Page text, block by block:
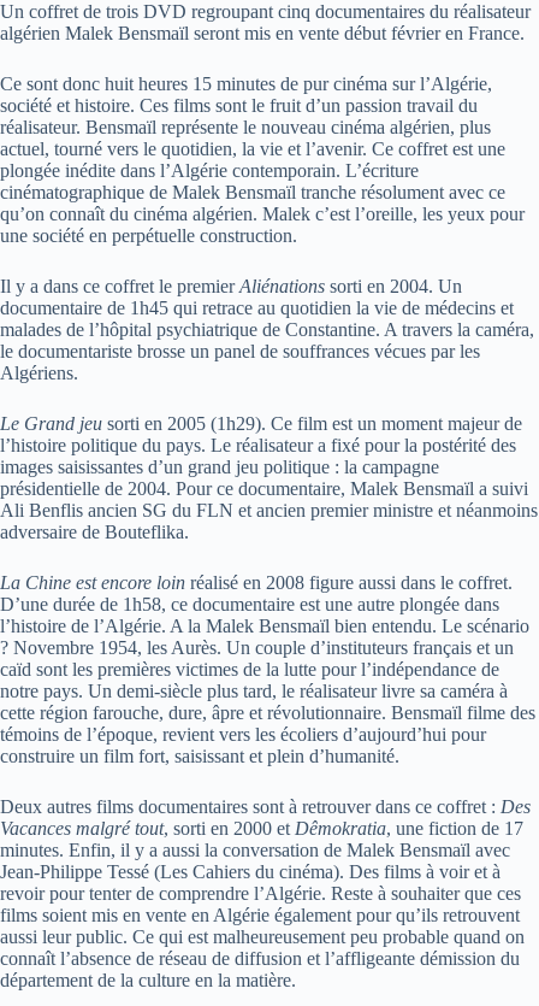
Un coffret de trois DVD regroupant cinq documentaires du réalisateur
algérien Malek Bensmaïl seront mis en vente début février en France.
Ce sont donc huit heures 15 minutes de pur cinéma sur l’Algérie,
société et histoire. Ces films sont le fruit d’un passion travail du
réalisateur. Bensmaïl représente le nouveau cinéma algérien, plus
actuel, tourné vers le quotidien, la vie et l’avenir. Ce coffret est une
plongée inédite dans l’Algérie contemporain. L’écriture
cinématographique de Malek Bensmaïl tranche résolument avec ce
qu’on connaît du cinéma algérien. Malek c’est l’oreille, les yeux pour
une société en perpétuelle construction.
Il y a dans ce coffret le premierAliénations sorti en 2004. Un
documentaire de 1h45 qui retrace au quotidien la vie de médecins et
malades de l’hôpital psychiatrique de Constantine. A travers la caméra,
le documentariste brosse un panel de souffrances vécues par les
Algériens.
Le Grand jeu sorti en 2005 (1h29). Ce film est un moment majeur de
l’histoire politique du pays. Le réalisateur a fixé pour la postérité des
images saisissantes d’un grand jeu politique : la campagne
présidentielle de 2004. Pour ce documentaire, Malek Bensmaïl a suivi
Ali Benflis ancien SG du FLN et ancien premier ministre et néanmoins
adversaire de Bouteflika.
La Chine est encore loin réalisé en 2008 figure aussi dans le coffret.
D’une durée de 1h58, ce documentaire est une autre plongée dans
l’histoire de l’Algérie. A la Malek Bensmaïl bien entendu. Le scénario
? Novembre 1954, les Aurès. Un couple d’instituteurs français et un
caïd sont les premières victimes de la lutte pour l’indépendance de
notre pays. Un demi-siècle plus tard, le réalisateur livre sa caméra à
cette région farouche, dure, âpre et révolutionnaire. Bensmaïl filme des
témoins de l’époque, revient vers les écoliers d’aujourd’hui pour
construire un film fort, saisissant et plein d’humanité.
Deux autres films documentaires sont à retrouver dans ce coffret : Des
Vacances malgré tout, sorti en 2000 et Dêmokratia, une fiction de 17
minutes. Enfin, il y a aussi la conversation de Malek Bensmaïl avec
Jean-Philippe Tessé (Les Cahiers du cinéma). Des films à voir et à
revoir pour tenter de comprendre l’Algérie. Reste à souhaiter que ces
films soient mis en vente en Algérie également pour qu’ils retrouvent
aussi leur public. Ce qui est malheureusement peu probable quand on
connaît l’absence de réseau de diffusion et l’affligeante démission du
département de la culture en la matière.